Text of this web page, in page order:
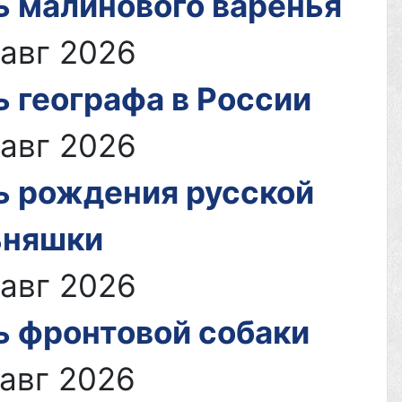
2026
географа в России
2026
рождения русской
2026
фронтовой собаки
2026